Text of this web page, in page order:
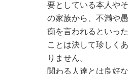
要としている本人やそ
の家族から、不満や愚
痴を言われるといった
ことは決して珍しくあ
りません。
関わる人達とは良好な